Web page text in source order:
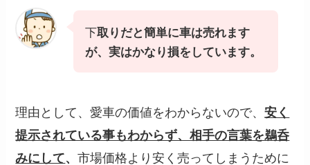
下取りだと簡単に車は売れます
が、実はかなり損をしています。
理由として、愛車の価値をわからないので、安く
提示されている事もわからず、相手の言葉を鵜呑
みにして、市場価格より安く売ってしまうために